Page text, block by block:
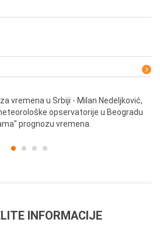
vremena u Srbiji - Milan Nedeljković,
opservatorije u Beogradu
prognozu vremena.
INFORMACIJE